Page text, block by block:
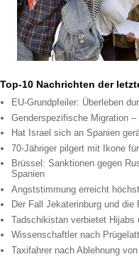
Top-10 Nachrichten der
EU-Grundpfeiler: Überleben
Genderspezifische Migration
Hat Israel sich an Spanien
70-Jähriger pilgert mit Ikone
Brüssel: Sanktionen gegen
Spanien
Angststimmung erreicht
Der Fall Jekaterinburg und die
Tadschikistan verbietet Hijabs
Wissenschaftler nach
Taxifahrer nach Ablehnung